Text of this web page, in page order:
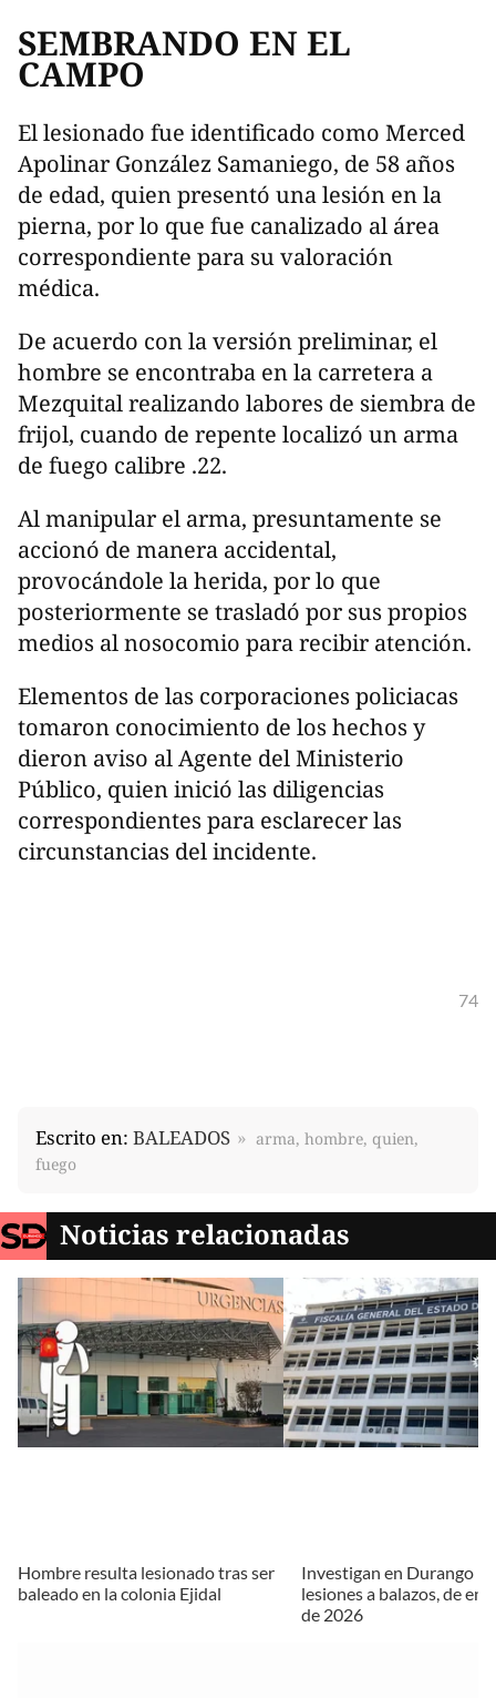
SEMBRANDO EN EL
CAMPO
El lesionado fue identificado como Merced
Apolinar González Samaniego, de 58 años
de edad, quien presentó una lesión en la
pierna, por lo que fue canalizado al área
correspondiente para su valoración
médica.
De acuerdo con la versión preliminar, el
hombre se encontraba en la carretera a
Mezquital realizando labores de siembra de
frijol, cuando de repente localizó un arma
de fuego calibre .22.
Al manipular el arma, presuntamente se
accionó de manera accidental,
provocándole la herida, por lo que
posteriormente se trasladó por sus propios
medios al nosocomio para recibir atención.
Elementos de las corporaciones policiacas
tomaron conocimiento de los hechos y
dieron aviso al Agente del Ministerio
Público, quien inició las diligencias
correspondientes para esclarecer las
circunstancias del incidente.
74
Escrito en: BALEADOS
arma, hombre, quien,
fuego
Noticias relacionadas
Hombre resulta lesionado tras ser
baleado en la colonia Ejidal
Investigan en Durango
lesiones a balazos, de
de 2026